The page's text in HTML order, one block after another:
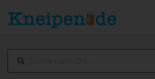
Menu
Impressum